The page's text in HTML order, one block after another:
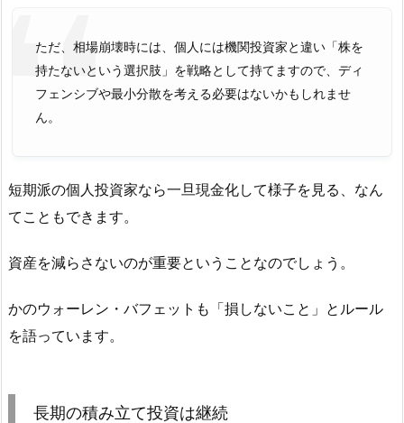
ただ、相場崩壊時には、個人には機関投資家と違い「株を
持たないという選択肢」を戦略として持てますので、ディ
フェンシブや最小分散を考える必要はないかもしれませ
ん。
短期派の個人投資家なら一旦現金化して様子を見る、なん
てこともできます。
資産を減らさないのが重要ということなのでしょう。
かのウォーレン・バフェットも「損しないこと」とルール
を語っています。
長期の積み立て投資は継続